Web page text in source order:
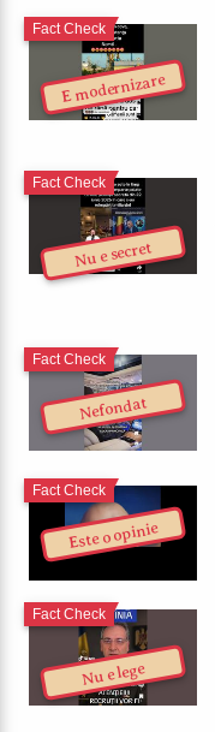
E modernizare
Fact Check
Nu e secret
Fact Check
Nefondat
Fact Check
Este o opinie
Fact Check
Nu e lege
Fact Check